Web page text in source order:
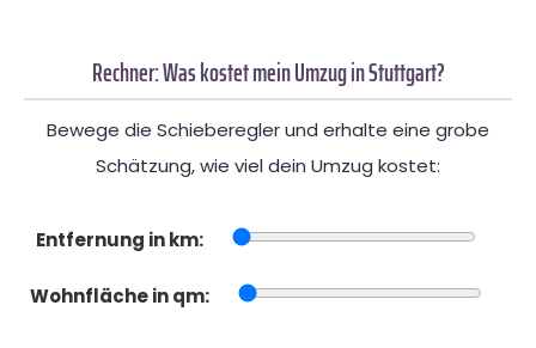
Rechner: Was kostet mein Umzug in Stuttgart?
Bewege die Schieberegler und erhalte eine grobe
Schätzung, wie viel dein Umzug kostet:
Entfernung in km:
Wohnfläche in qm: